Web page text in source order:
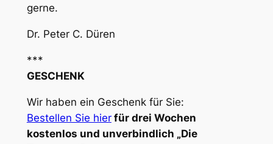
gerne.
Dr. Peter C. Düren
***
GESCHENK
Wir haben ein Geschenk für Sie:
Bestellen Sie hier für drei Wochen
kostenlos und unverbindlich „Die